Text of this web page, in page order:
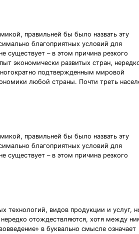
правильней бы было назвать эту
благоприятных условий для
существует – в этом причина резкого
экономически развитых стран,
подтвержденным мировой
любой страны. Почти треть
правильней бы было назвать эту
благоприятных условий для
существует – в этом причина резкого
технологий, видов продукции и услуг,
отождествляются, хотя между
в буквально смысле означает